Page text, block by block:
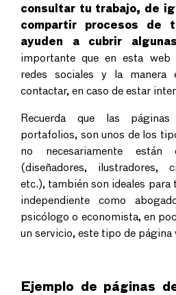
consultar tu trabajo, de
compartir procesos de
ayuden a cubrir
importante que en esta web
redes sociales y la manera
contactar, en caso de estar
Recuerda que las
portafolios, son unos de los
no necesariamente
(diseñadores, ilustradores,
etc.), también son ideales
independiente como
psicólogo o economista, en
un servicio, este tipo de página
Ejemplo de páginas